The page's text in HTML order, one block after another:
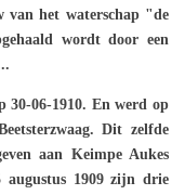
van het waterschap "de
wordt door een
30-06-1910. En werd op
Dit zelfde
aan Keimpe Aukes
augustus 1909 zijn drie